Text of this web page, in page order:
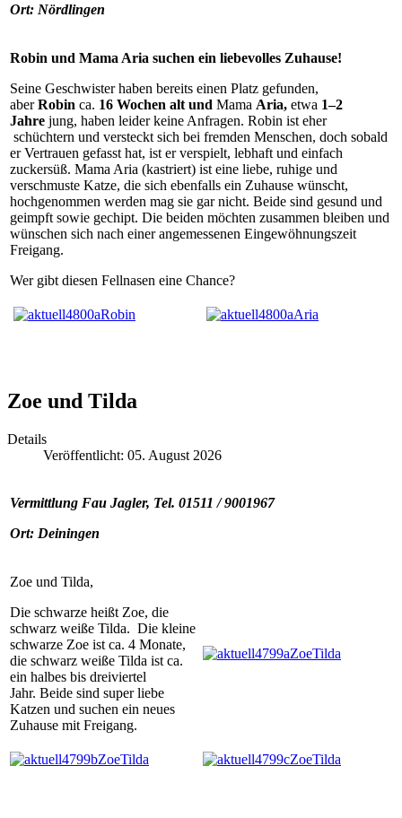
Ort: Nördlingen
Robin und Mama Aria suchen ein liebevolles Zuhause!
Seine Geschwister haben bereits einen Platz gefunden,
aberRobin ca. 16 Wochen alt und Mama Aria, etwa 1–2
Jahre jung, haben leider keine Anfragen. Robin ist eher
schüchtern und versteckt sich bei fremden Menschen, doch sobald
er Vertrauen gefasst hat, ist er verspielt, lebhaft und einfach
zuckersüß. Mama Aria (kastriert) ist eine liebe, ruhige und
verschmuste Katze, die sich ebenfalls ein Zuhause wünscht,
hochgenommen werden mag sie gar nicht. Beide sind gesund und
geimpft sowie gechipt. Die beiden möchten zusammen bleiben und
wünschen sich nach einer angemessenen Eingewöhnungszeit
Freigang.
Wer gibt diesen Fellnasen eine Chance?
Zoe und Tilda
Details
Veröffentlicht: 05. August 2026
Vermittlung Fau Jagler, Tel. 01511 / 9001967
Ort: Deiningen
Zoe und Tilda,
Die schwarze heißt Zoe, die
schwarz weiße Tilda. Die kleine
schwarze Zoe ist ca. 4 Monate,
die schwarz weiße Tilda ist ca.
ein halbes bis dreiviertel
Jahr. Beide sind super liebe
Katzen und suchen ein neues
Zuhause mit Freigang.